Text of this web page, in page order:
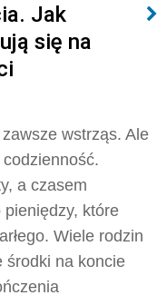
Jak
się na
wstrząs. Ale
a czasem
które
Wiele rodzin
środki na koncie